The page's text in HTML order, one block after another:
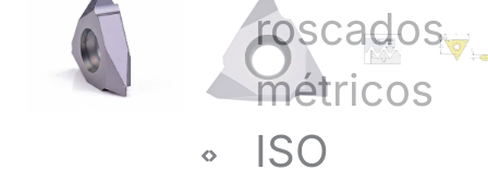
roscados
métricos
ISO